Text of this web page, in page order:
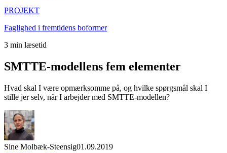
PROJEKT
Faglighed i fremtidens boformer
3 min læsetid
SMTTE-modellens fem elementer
Hvad skal I være opmærksomme på, og hvilke spørgsmål skal I
stille jer selv, når I arbejder med SMTTE-modellen?
Sine Molbæk-Steensig01.09.2019